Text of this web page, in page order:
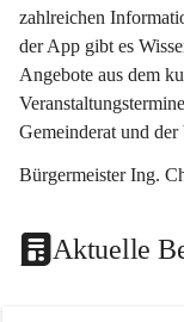
zahlreichen
der App gibt es
Angebote aus dem
Gemeinderat und
Bürgermeister Ing.
Aktuelle